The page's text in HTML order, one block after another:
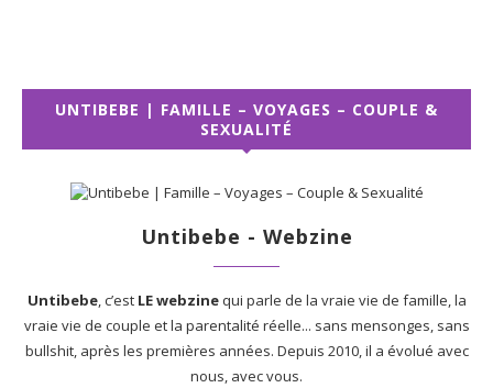
UNTIBEBE | FAMILLE – VOYAGES – COUPLE &
SEXUALITÉ
Untibebe - Webzine
Untibebe, c’est LE webzinequi parle de la vraie vie de famille, la
vraie vie de couple et la parentalité réelle... sans mensonges, sans
bullshit, après les premières années. Depuis 2010, il a évolué avec
nous, avec vous.